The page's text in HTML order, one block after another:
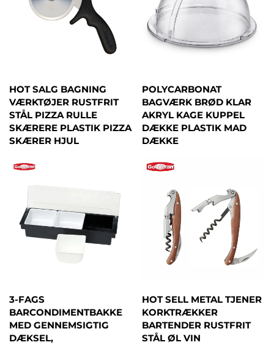
HOT SALG BAGNING
VÆRKTØJER RUSTFRIT
STÅL PIZZA RULLE
SKÆRERE PLASTIK PIZZA
SKÆRER HJUL
POLYCARBONAT
BAGVÆRK BRØD KLAR
AKRYL KAGE KUPPEL
DÆKKE PLASTIK MAD
DÆKKE
3-FAGS
BARCONDIMENTBAKKE
MED GENNEMSIGTIG
DÆKSEL,
HOT SELL METAL TJENER
KORKTRÆKKER
BARTENDER RUSTFRIT
STÅL ØL VIN